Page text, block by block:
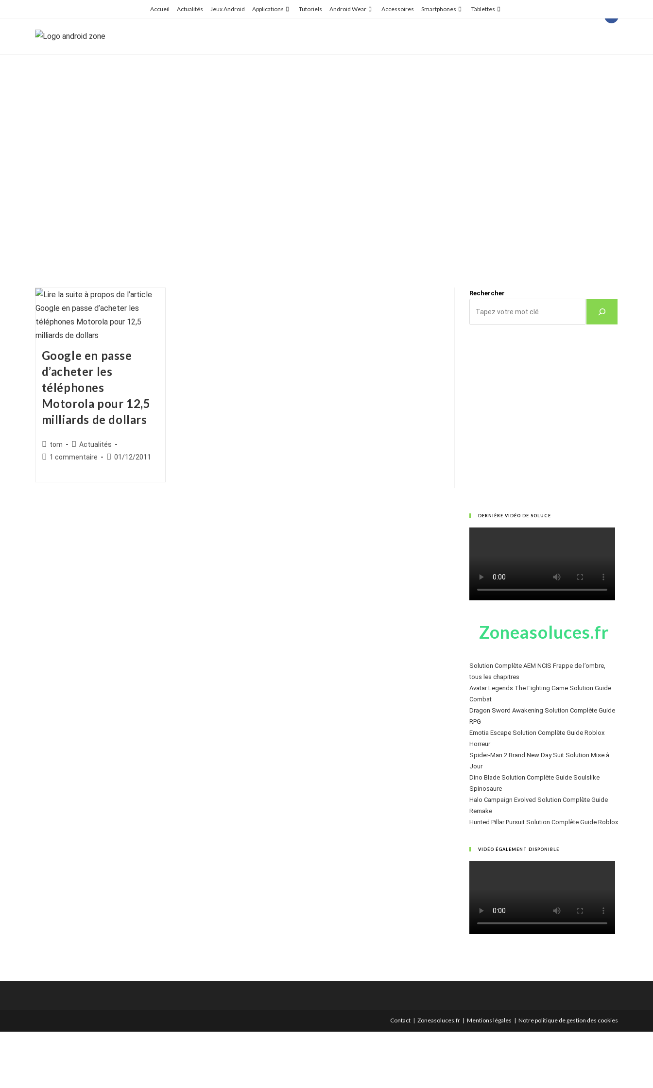
Accueil Actualités Jeux Android Applications Tutoriels Android Wear Accessoires Smartphones Tablettes
Google en passe
d’acheter les
téléphones
Motorola pour 12,5
milliards de dollars
Auteur/autrice
de
tom
Post
category:
Actualités
Commentaires
1 commentaire
Publication
01/12/2011
Rechercher
DERNIÈRE VIDÉO DE SOLUCE
Zoneasoluces.fr
Solution Complète AEM NCIS Frappe de l’ombre,
tous les chapitres
Avatar Legends The Fighting Game Solution Guide
Combat
Dragon Sword Awakening Solution Complète Guide
RPG
Emotia Escape Solution Complète Guide Roblox
Horreur
Spider-Man 2 Brand New Day Suit Solution Mise à
Jour
Dino Blade Solution Complète Guide Soulslike
Spinosaure
Halo Campaign Evolved Solution Complète Guide
Remake
Hunted Pillar Pursuit Solution Complète Guide Roblox
VIDÉO ÉGALEMENT DISPONIBLE
Contact Zoneasoluces.fr Mentions légales Notre politique de gestion des cookies